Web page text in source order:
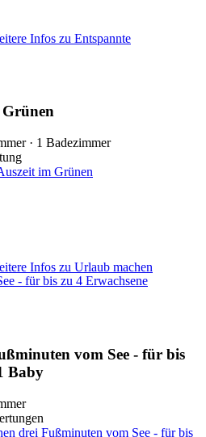
Infos zu Entspannte
· 1 Badezimmer
im Grünen
Infos zu Urlaub machen
- für bis zu 4 Erwachsene
vom See - für bis
Baby
drei Fußminuten vom See - für bis